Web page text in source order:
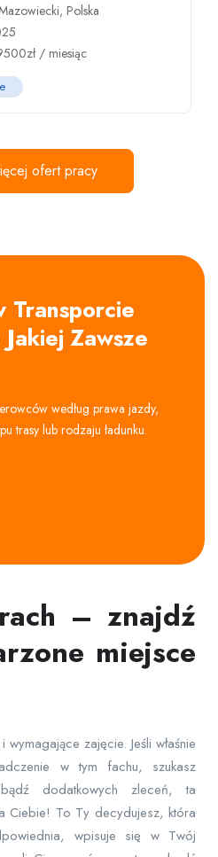
Polska
zł/ miesiąc
ofert pracy
Transporcie
Zawsze
według prawa jazdy,
trasy lub rodzaju ładunku.
– znajdź
miejsce
wymagające zajęcie. Jeśli właśnie
w tym fachu, szukasz
dodatkowych zleceń, ta
Ciebie! To Ty decydujesz, która
wpisuje się w Twój